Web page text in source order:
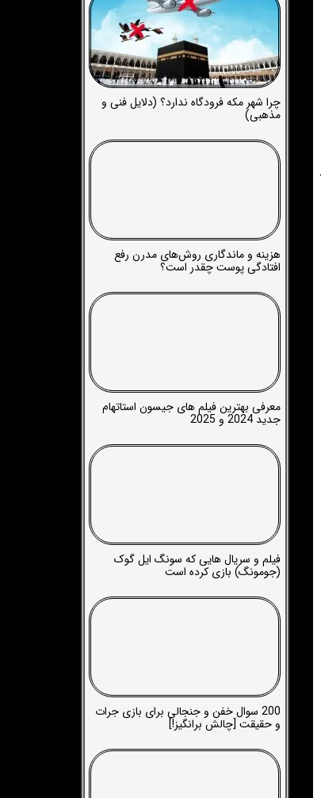
چرا شهر مکه فرودگاه ندارد؟ (دلایل فنی و
مذهبی)
هزینه و ماندگاری روش‌های مدرن رفع
افتادگی پوست چقدر است؟
معرفی بهترین فیلم های جیسون استاتهام
جدید 2024 و 2025
فیلم و سریال هایی که سونگ ایل گوک
(جومونگ) بازی کرده است
200 سوال خفن و جنجالی برای بازی جرات
و حقیقت [چالش برانگیز!]